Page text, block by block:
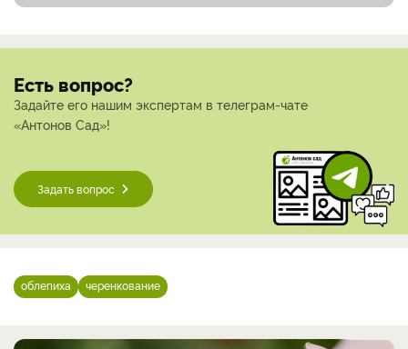
Есть вопрос?
Задайте его нашим экспертам в телеграм-чате
«Антонов Сад»!
Задать вопрос
облепиха черенкование